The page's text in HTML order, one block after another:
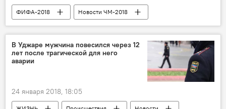
ФИФА-2018 Новости ЧМ-2018
В Уджаре мужчина повесился через 12
лет после трагической для него
аварии
24 января 2018, 18:05